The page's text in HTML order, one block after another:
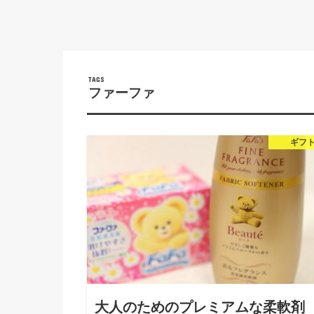
ファーファ
ギフ
大人のためのプレミアムな柔軟